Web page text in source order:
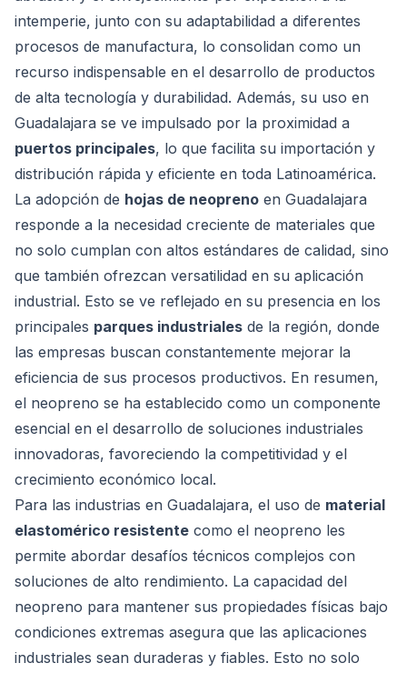
intemperie, junto con su adaptabilidad a diferentes
procesos de manufactura, lo consolidan como un
recurso indispensable en el desarrollo de productos
de alta tecnología y durabilidad. Además, su uso en
Guadalajara se ve impulsado por la proximidad a
puertos principales, lo que facilita su importación y
distribución rápida y eficiente en toda Latinoamérica.
La adopción de hojas de neopreno en Guadalajara
responde a la necesidad creciente de materiales que
no solo cumplan con altos estándares de calidad, sino
que también ofrezcan versatilidad en su aplicación
industrial. Esto se ve reflejado en su presencia en los
principales parques industriales de la región, donde
las empresas buscan constantemente mejorar la
eficiencia de sus procesos productivos. En resumen,
el neopreno se ha establecido como un componente
esencial en el desarrollo de soluciones industriales
innovadoras, favoreciendo la competitividad y el
crecimiento económico local.
Para las industrias en Guadalajara, el uso de material
elastomérico resistente como el neopreno les
permite abordar desafíos técnicos complejos con
soluciones de alto rendimiento. La capacidad del
neopreno para mantener sus propiedades físicas bajo
condiciones extremas asegura que las aplicaciones
industriales sean duraderas y fiables. Esto no solo